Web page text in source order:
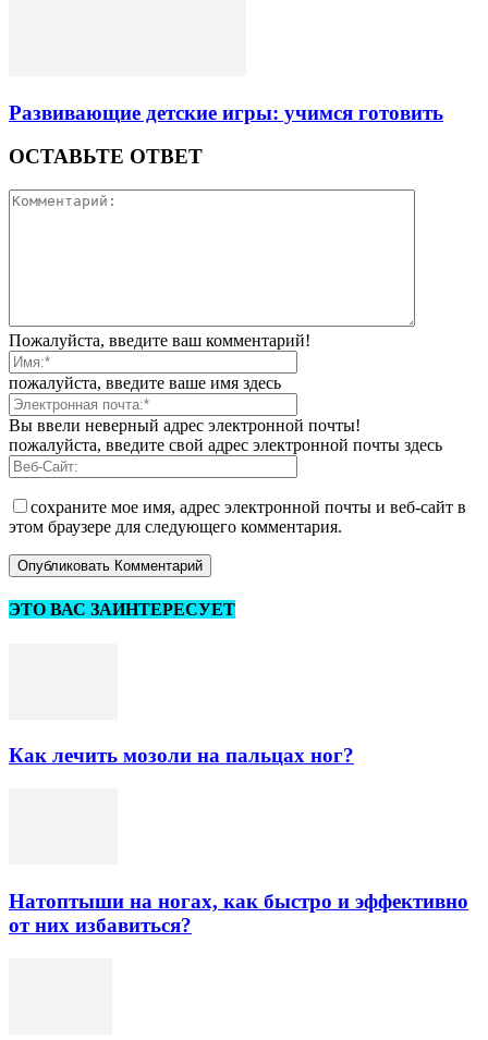
Развивающие детские игры: учимся готовить
ОСТАВЬТЕ ОТВЕТ
Пожалуйста, введите ваш комментарий!
пожалуйста, введите ваше имя здесь
Вы ввели неверный адрес электронной почты!
пожалуйста, введите свой адрес электронной почты здесь
сохраните мое имя, адрес электронной почты и веб-сайт в
этом браузере для следующего комментария.
ЭТО ВАС ЗАИНТЕРЕСУЕТ
Как лечить мозоли на пальцах ног?
Натоптыши на ногах, как быстро и эффективно
от них избавиться?